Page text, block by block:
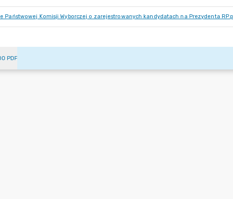
Państwowej Komisji Wyborczej o zarejestrowanych kandydatach na Prezydenta
PDF